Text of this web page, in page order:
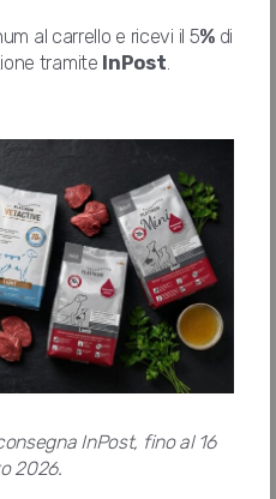
trovato quello
non esiste
contattaci
al carrello e ricevi il 5% di
tramite InPost.
InPost, fino al 16
2026.